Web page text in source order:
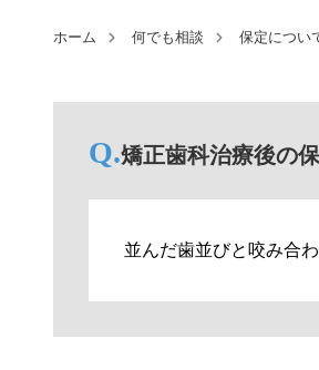
ホーム 何でも相談 保定につい
矯正歯科治療後の
並んだ歯並びと咬み合